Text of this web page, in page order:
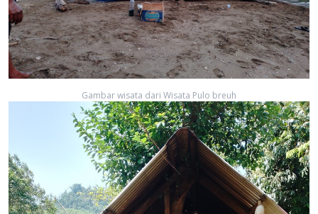
Gambar wisata dari Wisata Pulo breuh